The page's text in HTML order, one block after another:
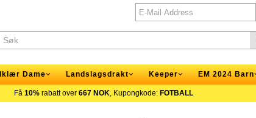
Dame Landslagsdrakt Keeper EM 2024 Barn
Få 10% rabatt over 667 NOK, Kupongkode: FOTBALL